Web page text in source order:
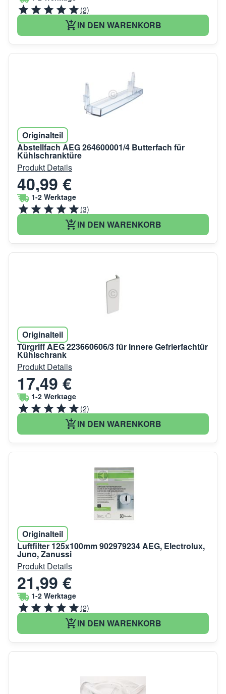
(2)
IN DEN WARENKORB
Originalteil
Abstellfach AEG 264600001/4 Butterfach für
Kühlschranktüre
Produkt Details
40,99 €
1-2 Werktage
(3)
IN DEN WARENKORB
Originalteil
Türgriff AEG 223660606/3 für innere Gefrierfachtür
Kühlschrank
Produkt Details
17,49 €
1-2 Werktage
(2)
IN DEN WARENKORB
Originalteil
Luftfilter 125x100mm 902979234 AEG, Electrolux,
Juno, Zanussi
Produkt Details
21,99 €
1-2 Werktage
(2)
IN DEN WARENKORB